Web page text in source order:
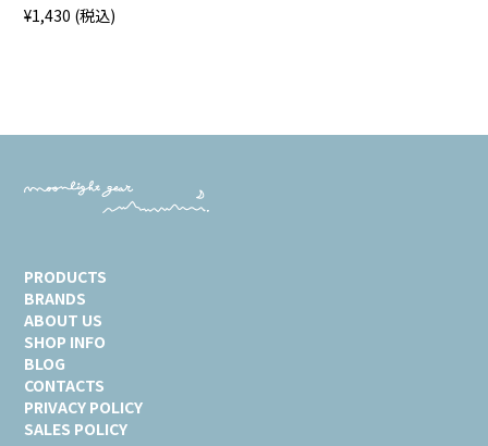
¥1,430 (税込)
PRODUCTS
BRANDS
ABOUT US
SHOP INFO
BLOG
CONTACTS
PRIVACY POLICY
SALES POLICY